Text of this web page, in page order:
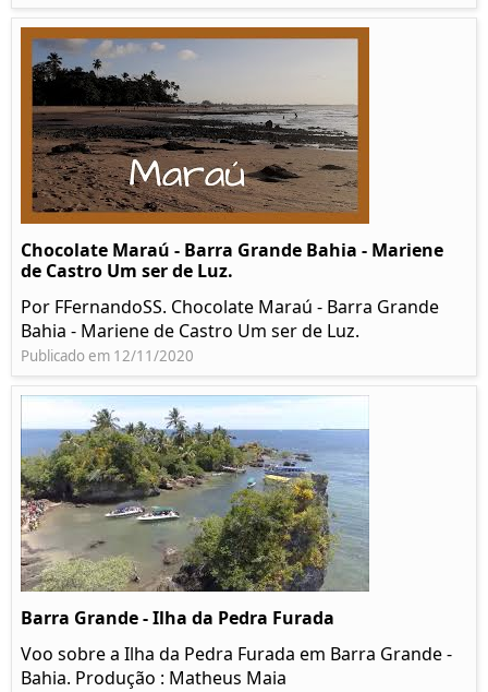
Chocolate Maraú - Barra Grande Bahia - Mariene
de Castro Um ser de Luz.
Por FFernandoSS. Chocolate Maraú - Barra Grande
Bahia - Mariene de Castro Um ser de Luz.
Publicado em 12/11/2020
Barra Grande - Ilha da Pedra Furada
Voo sobre a Ilha da Pedra Furada em Barra Grande -
Bahia. Produção : Matheus Maia